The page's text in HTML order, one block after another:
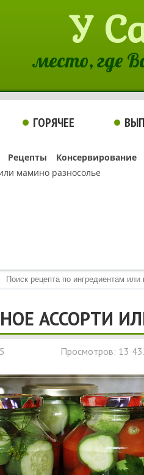
У
место, где
ГОРЯЧЕЕ
Рецепты Консервирование
мамино разносолье
АССОРТИ
Просмотров: 13